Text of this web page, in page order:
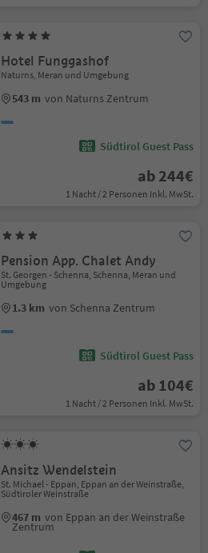
Hotel Funggashof
Naturns, Meran und Umgebung
543 m von Naturns Zentrum
Südtirol Guest Pass
ab 244€
1 Nacht / 2 Personen Inkl. MwSt.
Pension App. Chalet Andy
St. Georgen - Schenna, Schenna, Meran und
Umgebung
1.3 km von Schenna Zentrum
Südtirol Guest Pass
ab 104€
1 Nacht / 2 Personen Inkl. MwSt.
Ansitz Wendelstein
St. Michael - Eppan, Eppan an der Weinstraße,
Südtiroler Weinstraße
467 m von Eppan an der Weinstraße
Zentrum